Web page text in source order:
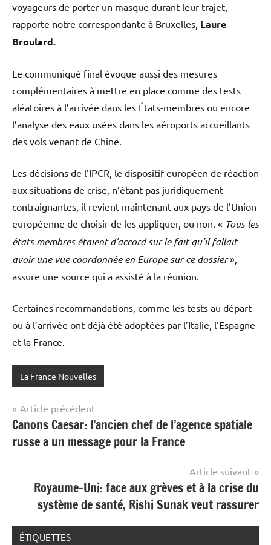
voyageurs de porter un masque durant leur trajet,
rapporte notre correspondante à Bruxelles, Laure
Broulard.
Le communiqué final évoque aussi des mesures
complémentaires à mettre en place comme des tests
aléatoires à l’arrivée dans les États-membres ou encore
l’analyse des eaux usées dans les aéroports accueillants
des vols venant de Chine.
Les décisions de l’IPCR, le dispositif européen de réaction
aux situations de crise, n’étant pas juridiquement
contraignantes, il revient maintenant aux pays de l’Union
européenne de choisir de les appliquer, ou non. « Tous les
états membres étaient d’accord sur le fait qu’il fallait
avoir une vue coordonnée en Europe sur ce dossier»,
assure une source qui a assisté à la réunion.
Certaines recommandations, comme les tests au départ
ou à l’arrivée ont déjà été adoptées par l’Italie, l’Espagne
et la France.
La France Nouvelles
Navigation
de
l’article
Article précédent
Canons Caesar: l’ancien chef de l’agence spatiale
russe a un message pour la France
Article suivant
Royaume-Uni: face aux grèves et à la crise du
système de santé, Rishi Sunak veut rassurer
ÉTIQUETTES